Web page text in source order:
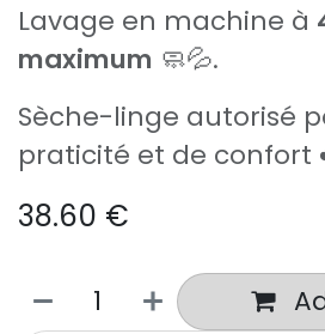
Lavage en machine à
maximum 🧼💦.
Sèche-linge autorisé
praticité et de confort
38.60 €